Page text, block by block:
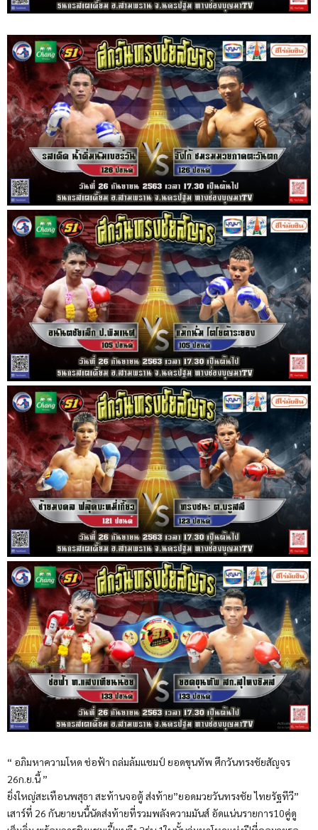
“ อภิมหาความโหด ช่อฟ้า ถล่มล้มแชมป์ ยอดขุนทัพ ศึกวันทรงชัยสัญจร
26ก.ย.นี้ ”
ยิ่งใหญ่สะเทือนพสุธา สะท้านจอตู้ ส่งท้าย”ยอดมวยวันทรงชัย ไทยรัฐทีวี”
เสาร์ที่ 26 กันยายนนี้นัดส่งท้ายที่รวมพลังความมันส์ อัดแน่นรายการ10คู่ดู